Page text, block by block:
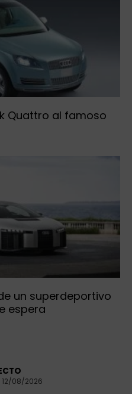
Quattro al famoso
un superdeportivo
espera
12/08/2026